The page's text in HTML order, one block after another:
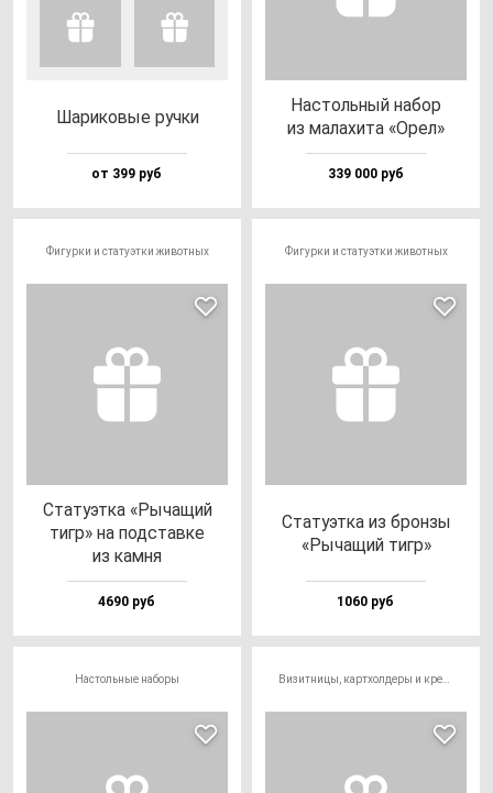
Шари­ко­вые руч­ки
от 399 руб
Нас­толь­ный на­бор
из ма­ла­хи­та «Орел»
339 000 руб
Фигурки и статуэтки животных
Ста­ту­эт­ка «Рыча­щий
тигр» на под­став­ке
из кам­ня
4690 руб
Фигурки и статуэтки животных
Ста­ту­эт­ка из брон­зы
«Рыча­щий тигр»
1060 руб
Настольные наборы